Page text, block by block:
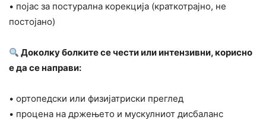
• појас за постурална корекција (краткотрајно, не
постојано)
Доколку болките се чести или интензивни, корисно
е да се направи:
• ортопедски или физијатриски преглед
• процена на држењето и мускулниот дисбаланс